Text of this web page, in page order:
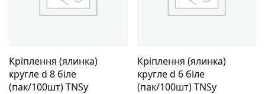
Кріплення (ялинка)
кругле d 8 біле
(пак/100шт) TNSy
Кріплення (ялинка)
кругле d 6 біле
(пак/100шт) TNSy